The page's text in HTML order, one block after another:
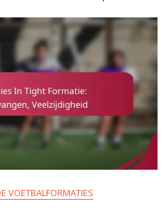
VOETBALFORMATIES